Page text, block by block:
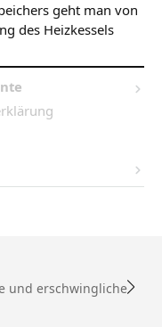
geht man von
des Heizkessels
und erschwingliche